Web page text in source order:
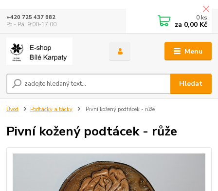
Menu
Hledat
+420 725 437 882
Po - Pá: 9:00-17:00
0 ks
za 0,00 Kč
Úvod Podtácky a tácky Pivní kožený podtácek - růže
Pivní kožený podtácek - růže